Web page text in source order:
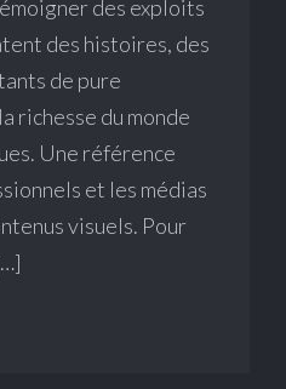
des exploits
des histoires, des
de pure
richesse du monde
Une référence
et les médias
visuels. Pour